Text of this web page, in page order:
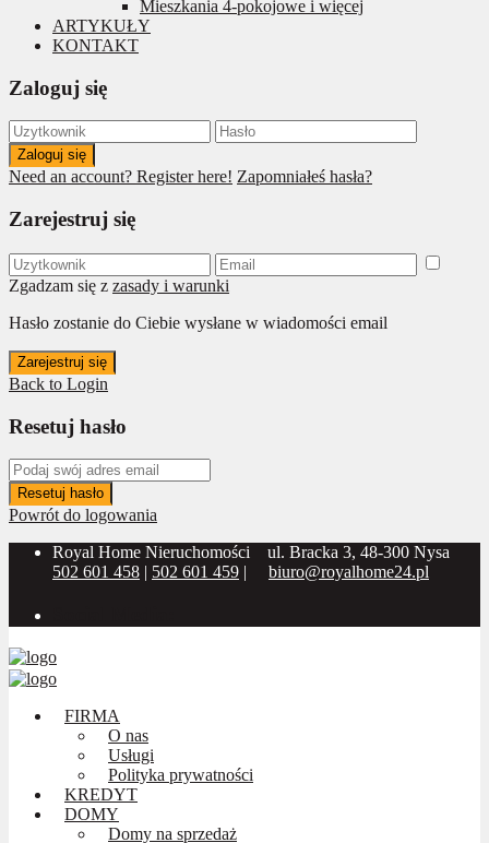
Mieszkania 4-pokojowe i więcej
ARTYKUŁY
KONTAKT
Zaloguj się
Zaloguj się
Need an account? Register here! Zapomniałeś hasła?
Zarejestruj się
Zgadzam się z zasady i warunki
Hasło zostanie do Ciebie wysłane w wiadomości email
Zarejestruj się
Back to Login
Resetuj hasło
Resetuj hasło
Powrót do logowania
Royal Home Nieruchomości
ul. Bracka 3, 48-300 Nysa
502 601 458 | 502 601 459 | biuro@royalhome24.pl
FIRMA
O nas
Usługi
Polityka prywatności
KREDYT
DOMY
Domy na sprzedaż